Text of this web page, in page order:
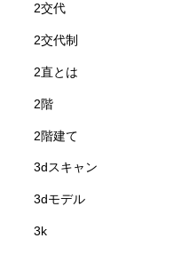
2交代
2交代制
2直とは
2階
2階建て
3dスキャン
3dモデル
3k